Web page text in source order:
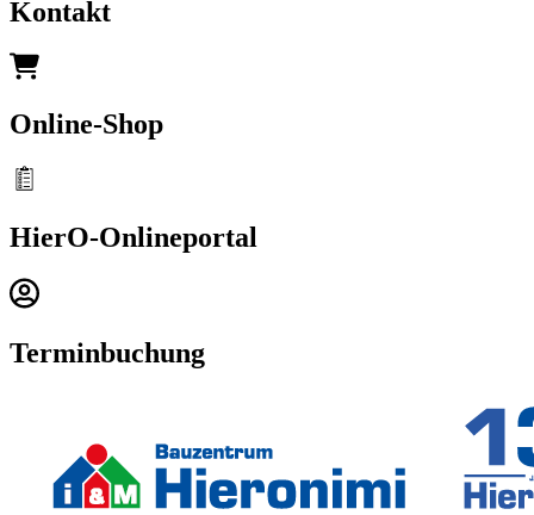
Kontakt
Online-Shop
HierO-Onlineportal
Terminbuchung